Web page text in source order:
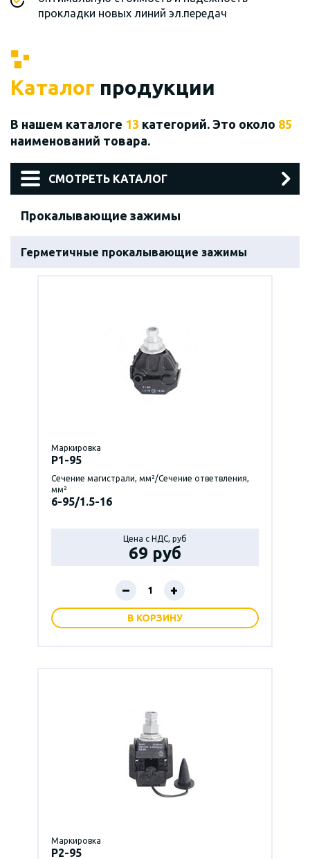
прокладки новых линий эл.передач
Каталог продукции
В нашем каталоге 13 категорий. Это около 85
наименований товара.
СМОТРЕТЬ КАТАЛОГ
Прокалывающие зажимы
Герметичные прокалывающие зажимы
Маркировка
P1-95
Сечение магистрали, мм²/Сечение ответвления,
мм²
6-95/1.5-16
Цена с НДС, руб
69 руб
– +
В КОРЗИНУ
Маркировка
P2-95